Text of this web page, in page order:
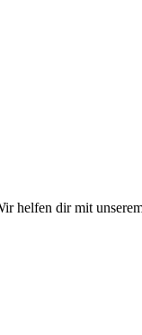
helfen dir mit